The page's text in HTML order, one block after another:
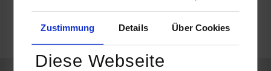
Zustimmung Details Über Cookies
Diese Webseite